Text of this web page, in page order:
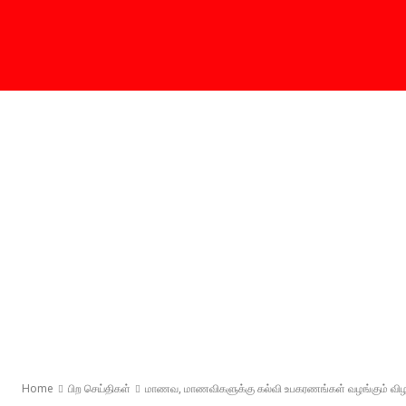
Home பிற செய்திகள் மாணவ, மாணவிகளுக்கு கல்வி உபகரணங்கள் வழங்கும்